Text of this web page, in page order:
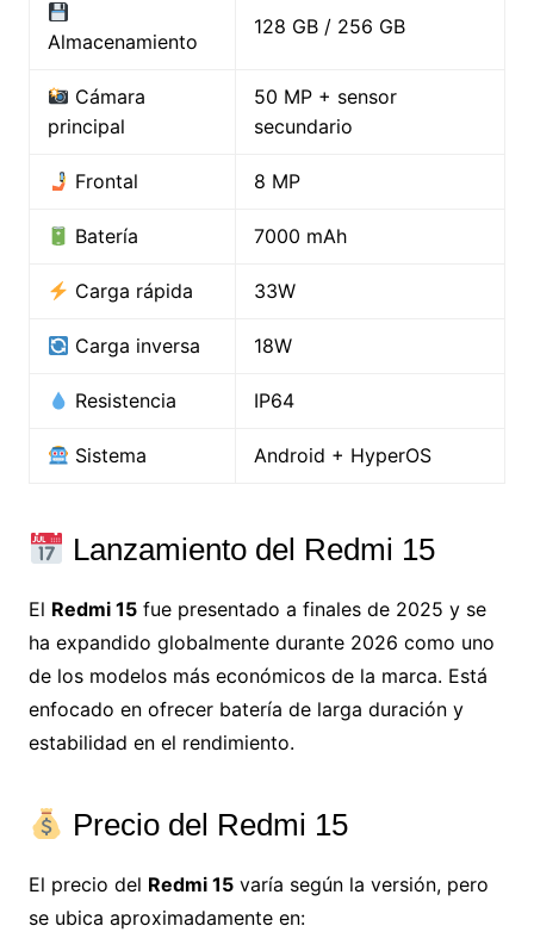
Almacenamiento
128 GB / 256 GB
Cámara
principal
50 MP + sensor
secundario
Frontal 8 MP
Batería 7000 mAh
Carga rápida 33W
Carga inversa 18W
Resistencia IP64
Sistema Android + HyperOS
Lanzamiento del Redmi 15
El Redmi 15fue presentado a finales de 2025 y se
ha expandido globalmente durante 2026 como uno
de los modelos más económicos de la marca. Está
enfocado en ofrecer batería de larga duración y
estabilidad en el rendimiento.
Precio del Redmi 15
El precio del Redmi 15varía según la versión, pero
se ubica aproximadamente en: